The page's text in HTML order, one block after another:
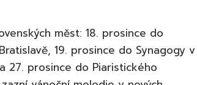
měst: 18. prosince do
19. prosince do Synagogy v
27. prosince do Piaristického